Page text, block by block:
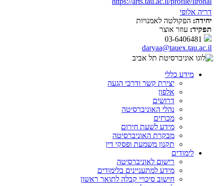
דריה אלופי
יחידה: הפקולטה לאמנויות
תפקיד: עוזר אוצר
daryaa@tauex.tau.ac.il
מידע כללי
יצירת קשר ודרכי הגעה
אלפון
דרושים
נהלי האוניברסיטה
מכרזים
מידע לשעת חירום
מבקרת האוניברסיטה
תקנון משמעת ופסקי דין
לימודים
רישום לאוניברסיטה
מידע למתעניינים בלימודים
חישוב סיכויי קבלה לתואר ראשון